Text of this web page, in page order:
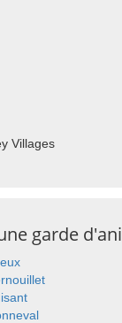
Villages
garde